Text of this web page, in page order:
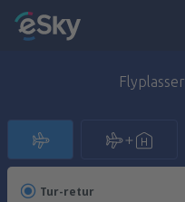
Flyplasser
Tur-retur